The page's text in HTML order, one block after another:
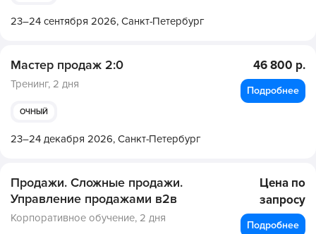
23–24 сентября 2026, Санкт-Петербург
Мастер продаж 2:0
Тренинг, 2 дня
ОЧНЫЙ
23–24 декабря 2026, Санкт-Петербург
46 800 р.
Подробнее
Продажи. Сложные продажи.
Управление продажами в2в
Корпоративное обучение, 2 дня
Цена по
запросу
Подробнее